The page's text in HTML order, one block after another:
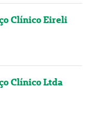
Clínico Eireli
Clínico Ltda